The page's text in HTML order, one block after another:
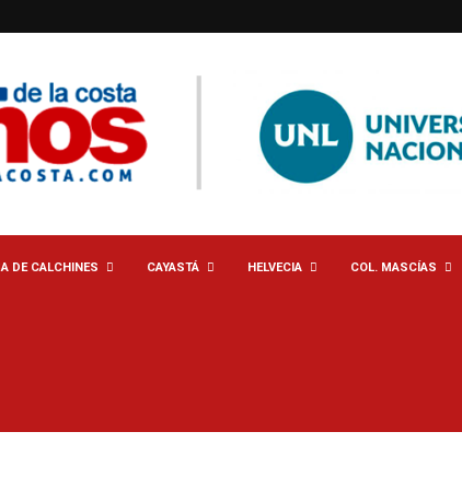
DE CALCHINES CAYASTÁ HELVECIA COL. MASCÍAS